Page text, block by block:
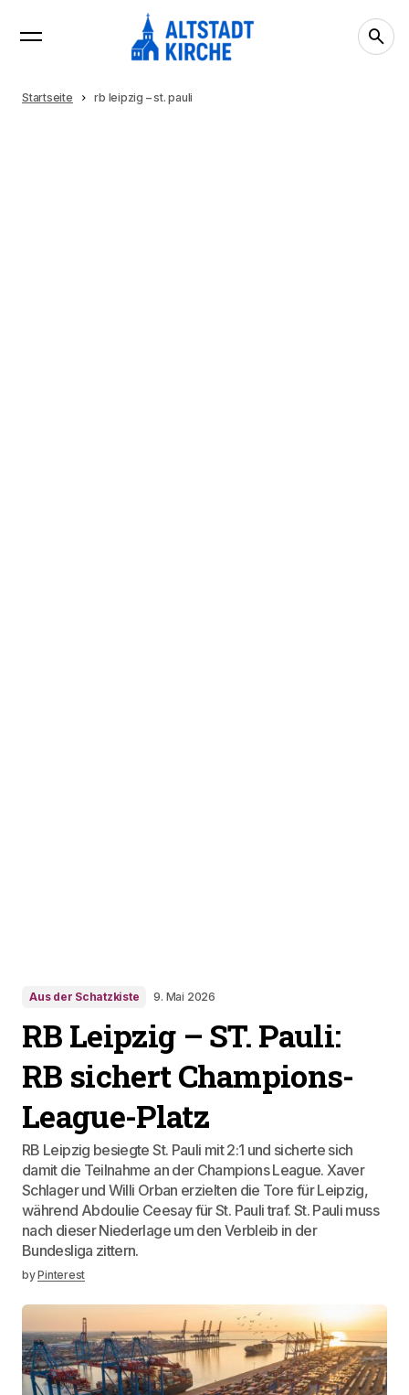
Startseite rb leipzig – st. pauli
Aus der Schatzkiste 9. Mai 2026
RB Leipzig – ST. Pauli:
RB sichert Champions-
League-Platz
RB Leipzig besiegte St. Pauli mit 2:1 und sicherte sich
damit die Teilnahme an der Champions League. Xaver
Schlager und Willi Orban erzielten die Tore für Leipzig,
während Abdoulie Ceesay für St. Pauli traf. St. Pauli muss
nach dieser Niederlage um den Verbleib in der
Bundesliga zittern.
byPinterest